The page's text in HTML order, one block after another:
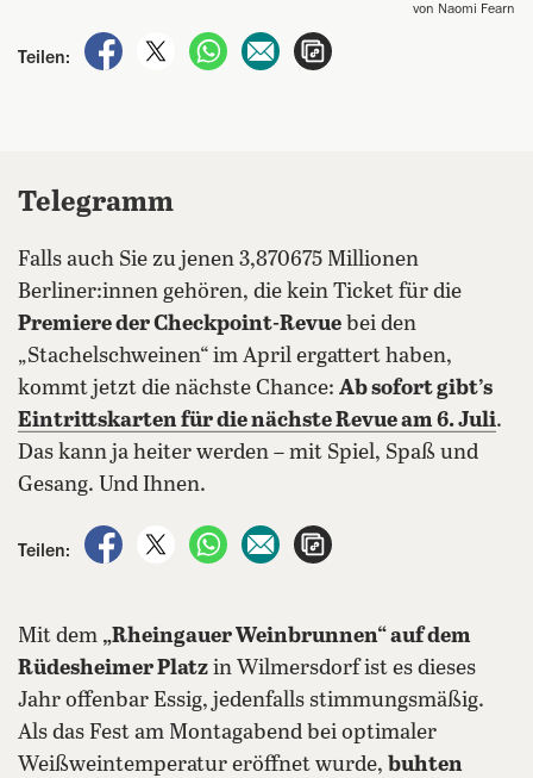
von Naomi Fearn
Teilen:
auf Facebook teilen
auf X teilenper WhatsApp teilen
per E-Mail teilen
Telegramm
Falls auch Sie zu jenen 3,870675 Millionen
Berliner:innen gehören, die kein Ticket für die
Premiere der Checkpoint-Revue bei den
„Stachelschweinen“ im April ergattert haben,
kommt jetzt die nächste Chance: Ab sofort gibt’s
Eintrittskarten für die nächste Revue am 6. Juli.
Das kann ja heiter werden – mit Spiel, Spaß und
Gesang. Und Ihnen.
Teilen:
auf Facebook teilen
auf X teilenper WhatsApp teilen
per E-Mail teilen
Mit dem „Rheingauer Weinbrunnen“ auf dem
Rüdesheimer Platz in Wilmersdorf ist es dieses
Jahr offenbar Essig, jedenfalls stimmungsmäßig.
Als das Fest am Montagabend bei optimaler
Weißweintemperatur eröffnet wurde, buhten